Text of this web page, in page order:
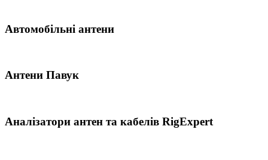
Автомобільні антени
Антени Павук
Аналізатори антен та кабелів RigExpert